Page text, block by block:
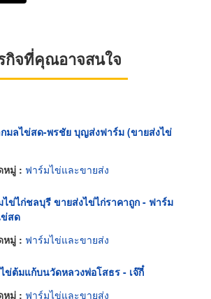
กิจที่คุณอาจสนใจ
มลไข่สด-พรชัย บุญส่งฟาร์ม (ขายส่งไข่
หมู่ : ฟาร์มไข่และขายส่ง
ไข่ไก่ชลบุรี ขายส่งไข่ไก่ราคาถูก - ฟาร์ม
ข่สด
หมู่ : ฟาร์มไข่และขายส่ง
ข่ต้มแก้บนวัดหลวงพ่อโสธร - เจ๊กี๋
หมู่ : ฟาร์มไข่และขายส่ง